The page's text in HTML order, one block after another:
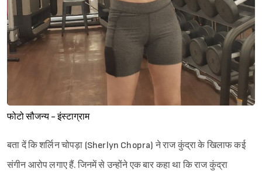
फोटो सौजन्य - इंस्टाग्राम
बता दें कि शर्लिन चोपड़ा (Sherlyn Chopra) ने राज कुंद्रा के खिलाफ कई
संगीन आरोप लगाए हैं. जिनमें से उन्होंने एक बार कहा था कि राज कुंद्रा